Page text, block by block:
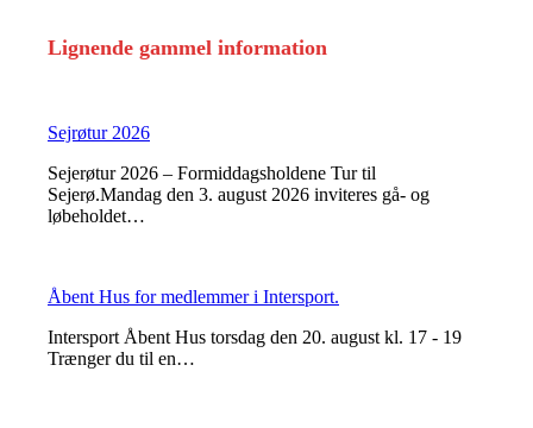
Lignende gammel information
Sejrøtur 2026
Sejerøtur 2026 – Formiddagsholdene Tur til
Sejerø.Mandag den 3. august 2026 inviteres gå- og
løbeholdet…
Åbent Hus for medlemmer i Intersport.
Intersport Åbent Hus torsdag den 20. august kl. 17 - 19
Trænger du til en…